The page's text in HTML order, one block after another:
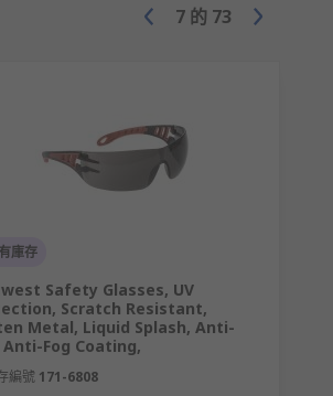
7 的 73
有庫存
Safety Glasses, UV
Scratch Resistant,
Metal, Liquid Splash, Anti-
Anti-Fog Coating,
編號 171-6808